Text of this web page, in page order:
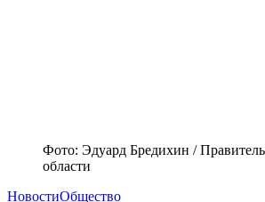
Фото: Эдуард Бредихин /
области
НовостиОбщество